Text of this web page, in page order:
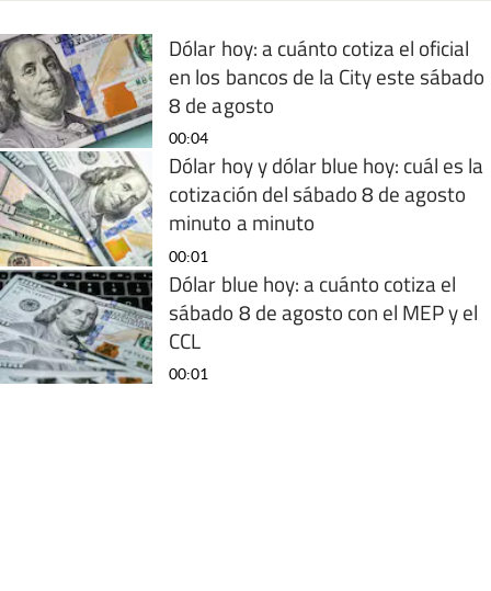
Dólar hoy: a cuánto cotiza el oficial
en los bancos de la City este sábado
8 de agosto
00:04
Dólar hoy y dólar blue hoy: cuál es la
cotización del sábado 8 de agosto
minuto a minuto
00:01
Dólar blue hoy: a cuánto cotiza el
sábado 8 de agosto con el MEP y el
CCL
00:01